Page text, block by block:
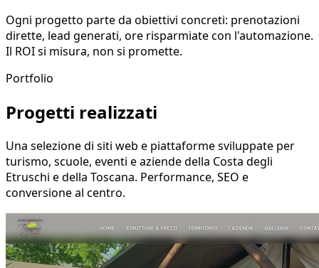
Ogni progetto parte da obiettivi concreti: prenotazioni
dirette, lead generati, ore risparmiate con l'automazione.
Il ROI si misura, non si promette.
Portfolio
Progetti realizzati
Una selezione di siti web e piattaforme sviluppate per
turismo, scuole, eventi e aziende della Costa degli
Etruschi e della Toscana. Performance, SEO e
conversione al centro.